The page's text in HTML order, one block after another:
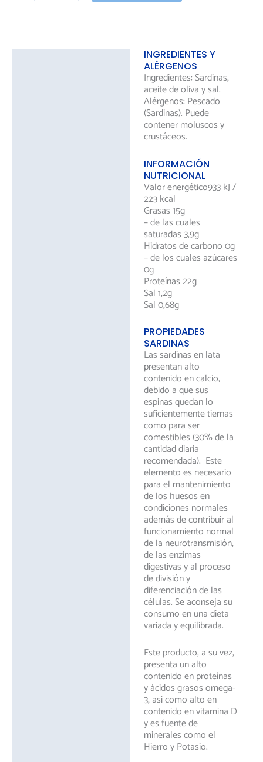
INGREDIENTES Y
ALÉRGENOS
Ingredientes: Sardinas,
aceite de oliva y sal.
Alérgenos: Pescado
(Sardinas). Puede
contener moluscos y
crustáceos.
INFORMACIÓN
NUTRICIONAL
Valor energético933 kJ /
223 kcal
Grasas 15g
– de las cuales
saturadas 3,9g
Hidratos de carbono 0g
– de los cuales azúcares
0g
Proteínas 22g
Sal 1,2g
Sal 0,68g
PROPIEDADES
SARDINAS
Las sardinas en lata
presentan alto
contenido en calcio,
debido a que sus
espinas quedan lo
suficientemente tiernas
como para ser
comestibles (30% de la
cantidad diaria
recomendada). Este
elemento es necesario
para el mantenimiento
de los huesos en
condiciones normales
además de contribuir al
funcionamiento normal
de la neurotransmisión,
de las enzimas
digestivas y al proceso
de división y
diferenciación de las
células. Se aconseja su
consumo en una dieta
variada y equilibrada.
Este producto, a su vez,
presenta un alto
contenido en proteínas
y ácidos grasos omega-
3, así como alto en
contenido en vitamina D
y es fuente de
minerales como el
Hierro y Potasio.